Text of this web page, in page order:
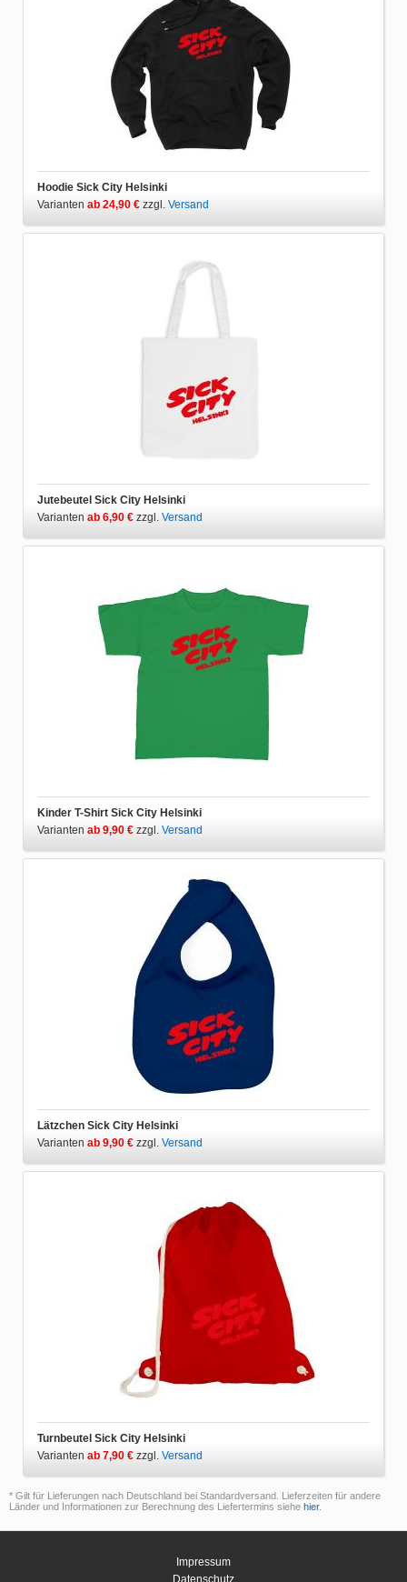
Hoodie Sick City Helsinki
Varianten ab 24,90 € zzgl. Versand
Jutebeutel Sick City Helsinki
Varianten ab 6,90 € zzgl. Versand
Kinder T-Shirt Sick City Helsinki
Varianten ab 9,90 € zzgl. Versand
Lätzchen Sick City Helsinki
Varianten ab 9,90 € zzgl. Versand
Turnbeutel Sick City Helsinki
Varianten ab 7,90 € zzgl. Versand
* Gilt für Lieferungen nach Deutschland bei Standardversand. Lieferzeiten für andere
Länder und Informationen zur Berechnung des Liefertermins siehe hier.
Impressum
Datenschutz